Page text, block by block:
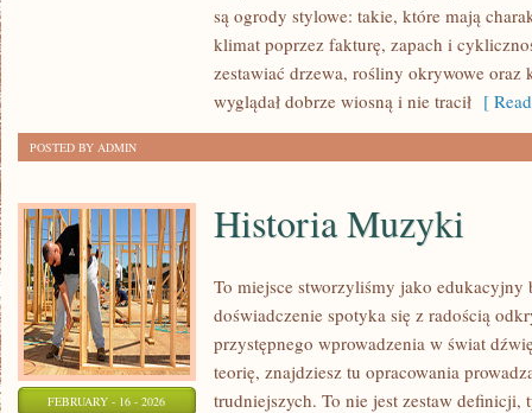
są ogrody stylowe: takie, które mają
klimat poprzez fakturę, zapach i
zestawiać drzewa, rośliny okrywowe oraz
wyglądał dobrze wiosną i nie tracił [
POSTED BY ADMIN
FEBRUARY - 16 - 2026
Historia Muzyki
To miejsce stworzyliśmy jako
doświadczenie spotyka się z radością
przystępnego wprowadzenia w świat
teorię, znajdziesz tu opracowania
trudniejszych. To nie jest zestaw definicji,